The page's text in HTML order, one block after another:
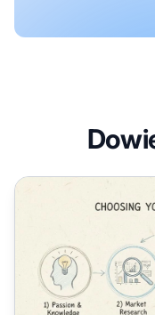
Jak wybrać